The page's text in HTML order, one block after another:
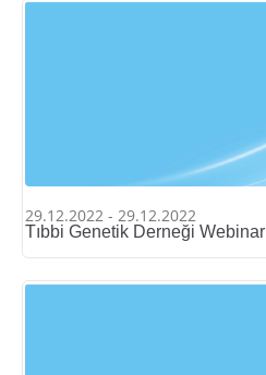
29.12.2022 - 29.12.2022
Tıbbi Genetik Derneği Webinar